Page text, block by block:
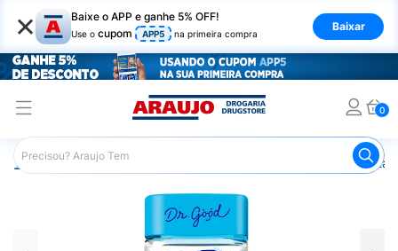
× Baixe o APP e ganhe 5% OFF!
Use o cupom APP5 na primeira compra
Baixar
0
Araujo Saúde e Bem Estar